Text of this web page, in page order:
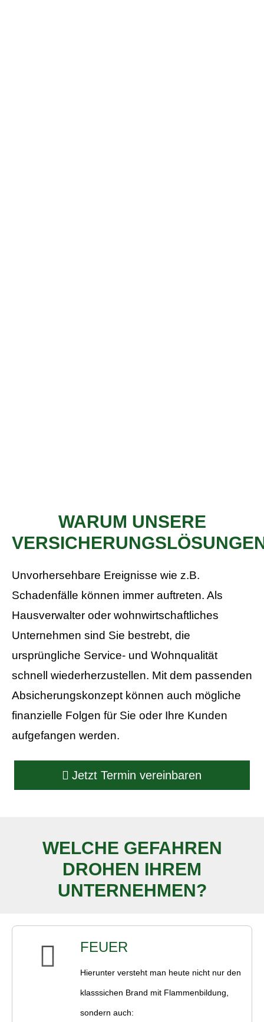
WARUM UNSERE
Unvorhersehbare Ereignisse wie z.B.
Schadenfälle können immer auftreten. Als
Hausverwalter oder wohnwirtschaftliches
Unternehmen sind Sie bestrebt, die
ursprüngliche Service- und Wohnqualität
schnell wiederherzustellen. Mit dem passenden
Absicherungskonzept können auch mögliche
finanzielle Folgen für Sie oder Ihre Kunden
aufgefangen werden.
Jetzt Termin ver­ein­baren
WELCHE GEFAHREN
DROHEN IHREM
UNTERNEHMEN?
FEUER
Hierunter versteht man heute nicht nur den
klasssichen Brand mit Flammenbildung,
sondern auch: